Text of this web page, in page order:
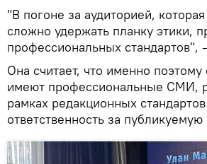
"В погоне за аудиторией,
сложно удержать планку этики,
профессиональных стандартов",
Она считает, что именно
имеют профессиональные СМИ,
рамках редакционных
ответственность за